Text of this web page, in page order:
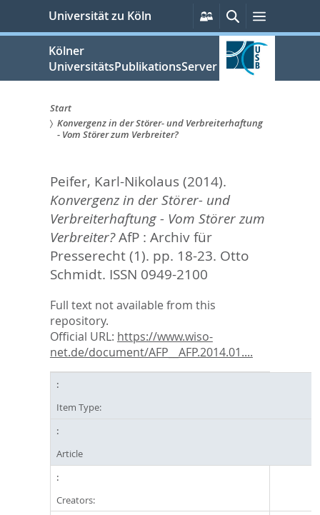
springen
Universität zu Köln
Persönliche
Services
SucheMenü
Kölner
UniversitätsPublikationsServer
Sie
hier:
Start
Konvergenz in der Störer- und Verbreiterhaftung
- Vom Störer zum Verbreiter?
Peifer, Karl-Nikolaus(2014).
Konvergenz in der Störer- und
Verbreiterhaftung - Vom Störer zum
Verbreiter?AfP : Archiv für
Presserecht (1). pp. 18-23. Otto
Schmidt. ISSN 0949-2100
Full text not available from this
repository.
Official URL: https://www.wiso-
net.de/document/AFP__AFP.2014.01....
Item Type:
Article
Creators: